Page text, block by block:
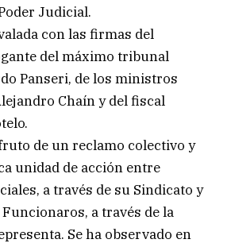
Judicial.
con las firmas del
del máximo tribunal
Panseri, de los ministros
Chaín y del fiscal
de un reclamo colectivo y
unidad de acción entre
a través de su Sindicato y
a través de la
Se ha observado en